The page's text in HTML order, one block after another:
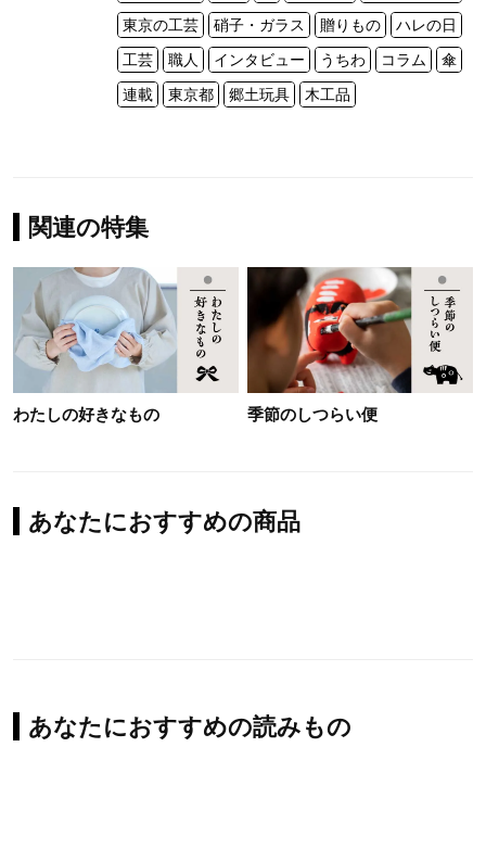
東京の工芸
硝子・ガラス 贈りもの
ハレの日
工芸
職人 インタビュー うちわ コラム
傘
連載
東京都 郷土玩具 木工品
関連の特集
わたしの好きなもの 季節のしつらい便
あなたにおすすめの商品
あなたにおすすめの読みもの